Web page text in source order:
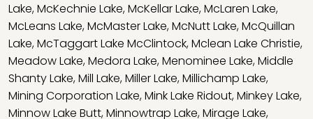
Lake,McKechnie Lake,McKellar Lake,McLaren Lake,
McLeans Lake,McMaster Lake,McNutt Lake,McQuillan
Lake,McTaggart Lake McClintock,Mclean Lake Christie,
Meadow Lake,Medora Lake,Menominee Lake,Middle
Shanty Lake,Mill Lake,Miller Lake,Millichamp Lake,
Mining Corporation Lake,Mink Lake Ridout,Minkey Lake,
Minnow Lake Butt,Minnowtrap Lake,Mirage Lake,